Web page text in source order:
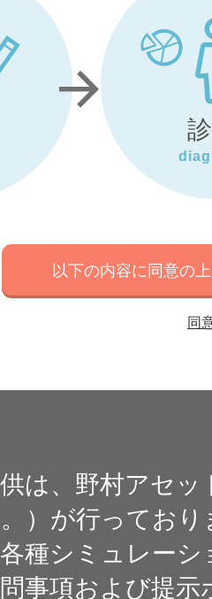
以下の内容に同意の
同
は、野村アセ
）が行ってお
種シミュレー
事項および提